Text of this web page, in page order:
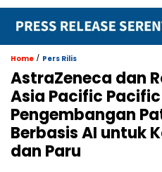
Home / Pers Rilis
AstraZeneca dan
Asia Pacific
Pengembangan
Berbasis AI untuk
dan Paru